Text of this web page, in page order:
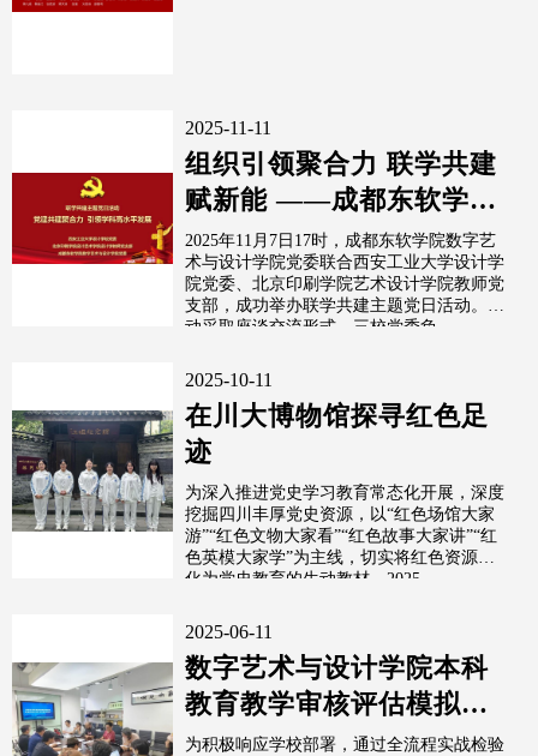
2025-11-11
组织引领聚合力 联学共建
赋新能 ——成都东软学院
数字设计与艺术学院组织
主题党日活...
2025年11月7日17时，成都东软学院数字艺
术与设计学院党委联合西安工业大学设计学
院党委、北京印刷学院艺术设计学院教师党
支部，成功举办联学共建主题党日活动。活
动采取座谈交流形式，三校党委负...
2025-10-11
在川大博物馆探寻红色足
迹
为深入推进党史学习教育常态化开展，深度
挖掘四川丰厚党史资源，以“红色场馆大家
游”“红色文物大家看”“红色故事大家讲”“红
色英模大家学”为主线，切实将红色资源转
化为党史教育的生动教材，2025...
2025-06-11
数字艺术与设计学院本科
教育教学审核评估模拟评
估工作学习与动员部署会
为积极响应学校部署，通过全流程实战检验